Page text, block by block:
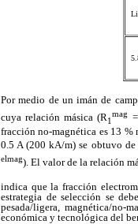
Por medio de un imán de
cuya relación másica (R1
mag
fracción no-magnética es 13 %
0.5 A (200 kA/m) se obtuvo
elmag). El valor de la relación
indica que la fracción
estrategia de selección se
pesada/ligera, magnética/no-
económica y tecnológica del